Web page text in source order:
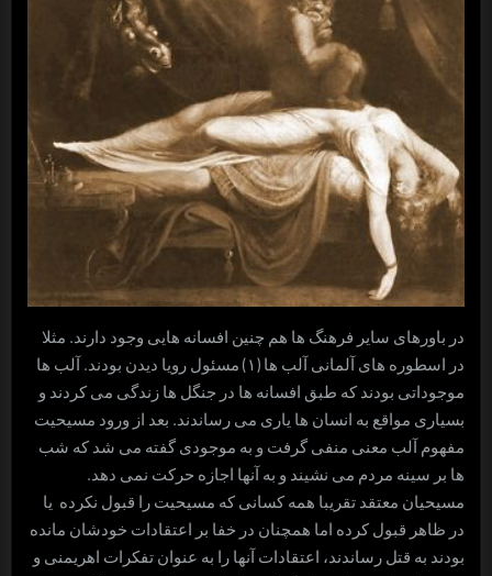
در باورهای سایر فرهنگ ها هم چنین افسانه هایی وجود دارند. مثلا
در اسطوره های آلمانی آلب ها (۱) مسئول رویا دیدن بودند. آلب ها
موجوداتی بودند که طبق افسانه ها در جنگل ها زندگی می کردند و
بسیاری مواقع به انسان ها یاری می رساندند. بعد از ورود مسیحیت
مفهوم آلب معنی منفی گرفت و به موجودی گفته می شد که شب
ها بر سینه مردم می نشیند و به آنها اجازه حرکت نمی دهد.
مسیحیان معتقد تقریبا همه کسانی که مسیحیت را قبول نکرده یا
در ظاهر قبول کرده اما همچنان در خفا بر اعتقادات خودشان مانده
بودند به قتل رساندند، اعتقادات آنها را به عنوان تفکرات اهریمنی و